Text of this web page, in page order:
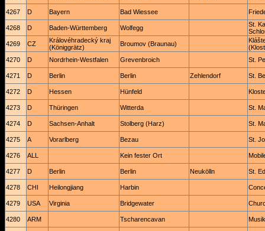
4267 D Bayern Bad Wiessee
4268 D Baden-Württemberg Wolfegg
St.
4269
CZ
Královéhradecký kraj
(Königgrätz)
Broumov (Braunau)
4270
D Nordrhein-Westfalen Grevenbroich St.
4271 D Berlin Berlin Zehlendorf St.
4272 D Hessen Hünfeld
4273 D Thüringen Witterda St.
4274 D Sachsen-Anhalt Stolberg (Harz) St.
4275 A Vorarlberg Bezau St.
4276 ALL Kein fester Ort
4277 D Berlin Berlin Neukölln St.
4278 CHI Heilongjiang Harbin
4279 USA Virginia Bridgewater
4280 ARM Tscharencavan